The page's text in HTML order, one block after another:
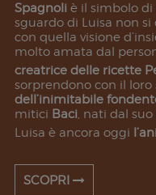
Spagnoli è il simbolo di
sguardo di Luisa non
con quella visione
molto amata dal
creatrice delle ricette
sorprendono con il loro
dell’inimitabile
mitici Baci, nati dal
Luisa è ancora oggi
SCOPRI